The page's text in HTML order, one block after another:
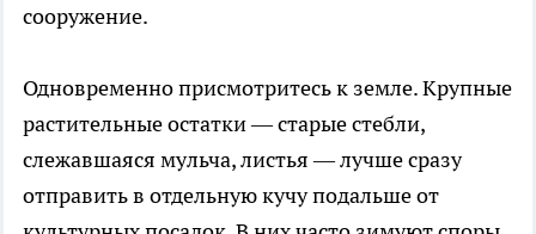
сооружение.
Одновременно присмотритесь к земле. Крупные
растительные остатки — старые стебли,
слежавшаяся мульча, листья — лучше сразу
отправить в отдельную кучу подальше от